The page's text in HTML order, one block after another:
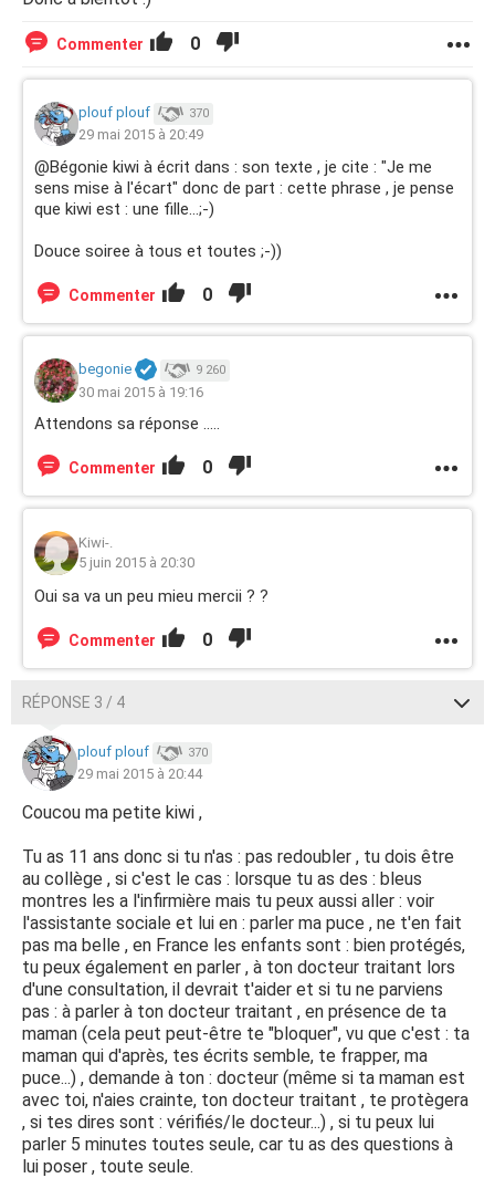
Commenter 0
plouf plouf 370
29 mai 2015 à 20:49
@Bégonie kiwi à écrit dans : son texte , je cite : "Je me
sens mise à l'écart" donc de part : cette phrase , je pense
que kiwi est : une fille...;-)
Douce soiree à tous et toutes ;-))
Commenter 0
begonie 9 260
30 mai 2015 à 19:16
Attendons sa réponse .....
Commenter 0
Kiwi-.
5 juin 2015 à 20:30
Oui sa va un peu mieu mercii ? ?
Commenter 0
RÉPONSE 3 / 4
plouf plouf 370
29 mai 2015 à 20:44
Coucou ma petite kiwi ,
Tu as 11 ans donc si tu n'as : pas redoubler , tu dois être
au collège , si c'est le cas : lorsque tu as des : bleus
montres les a l'infirmière mais tu peux aussi aller : voir
l'assistante sociale et lui en : parler ma puce , ne t'en fait
pas ma belle , en France les enfants sont : bien protégés,
tu peux également en parler , à ton docteur traitant lors
d'une consultation, il devrait t'aider et si tu ne parviens
pas : à parler à ton docteur traitant , en présence de ta
maman (cela peut peut-être te "bloquer", vu que c'est : ta
maman qui d'après, tes écrits semble, te frapper, ma
puce...) , demande à ton : docteur (même si ta maman est
avec toi, n'aies crainte, ton docteur traitant , te protègera
, si tes dires sont : vérifiés/le docteur...) , si tu peux lui
parler 5 minutes toutes seule, car tu as des questions à
lui poser , toute seule.